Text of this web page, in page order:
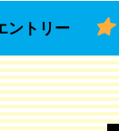
ントリー